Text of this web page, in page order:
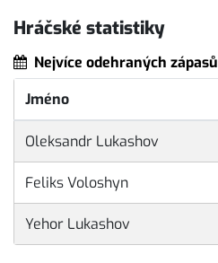
Hráčské statistiky
Nejvíce odehraných zápasů
Jméno
Oleksandr Lukashov
Feliks Voloshyn
Yehor Lukashov